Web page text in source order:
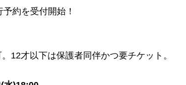
予約を受付開始！
12才以下は保護者同伴かつ要チケット。